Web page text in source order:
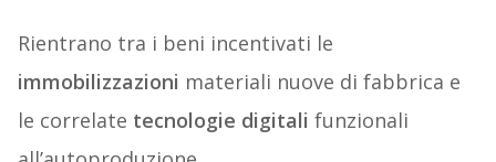
Rientrano tra i beni incentivati le
immobilizzazioni materiali nuove di fabbrica e
le correlate tecnologie digitali funzionali